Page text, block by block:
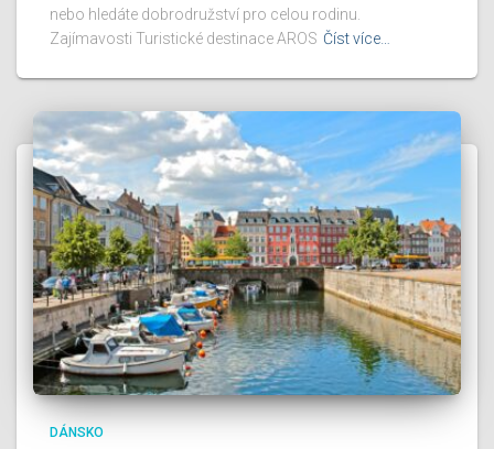
nebo hledáte dobrodružství pro celou rodinu.
Zajímavosti Turistické destinace AROS Číst více…
DÁNSKO